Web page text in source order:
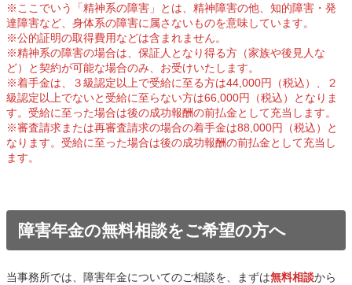
※ここでいう「精神系の障害」とは、精神障害の他、知的障害・発
達障害など、身体系の障害に属さないものを意味しています。
※公的証明の取得費用などは含まれません。
※精神系の障害の場合は、保証人となり得る方（家族や後見人な
ど）と契約が可能な場合のみ、お受けいたします。
※着手金は、３級認定以上で受給に至る方は44,000円（税込）、２
級認定以上でないと受給に至らない方は66,000円（税込）となりま
す。受給に至った場合は後の成功報酬の前払金として充当します。
※審査請求または再審査請求の場合の着手金は88,000円（税込）と
なります。受給に至った場合は後の成功報酬の前払金として充当し
ます。
障害年金の無料相談をご希望の方へ
当事務所では、障害年金についてのご相談を、まずは無料相談から